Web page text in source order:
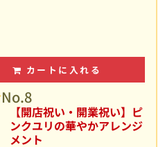
カートに入れる
No.8
【開店祝い・開業祝い】ピ
ンクユリの華やかアレンジ
メント